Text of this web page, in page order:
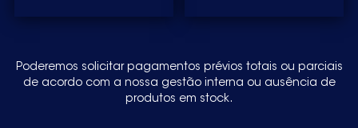
Poderemos solicitar pagamentos prévios totais ou parciais
de acordo com a nossa gestão interna ou ausência de
produtos em stock.